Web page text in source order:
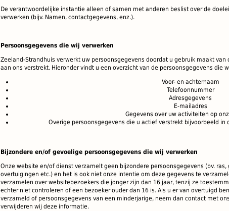
De verantwoordelijke instantie alleen of samen met anderen beslist over de
verwerken (bijv. Namen, contactgegevens, enz.).
Persoonsgegevens die wij verwerken
Zeeland-Strandhuis verwerkt uw persoonsgegevens doordat u gebruik maakt
aan ons verstrekt. Hieronder vindt u een overzicht van de persoonsgegevens die
Voor- en achternaam
Telefoonnummer
Adresgegevens
E-mailadres
Gegevens over uw activiteiten op
Overige persoonsgegevens die u actief verstrekt bijvoorbeeld
Bijzondere en/of gevoelige persoonsgegevens die wij verwerken
Onze website en/of dienst verzamelt geen bijzondere persoonsgegevens (bv.
overtuigingen etc.) en het is ook niet onze intentie om deze gegevens te
verzamelen over websitebezoekers die jonger zijn dan 16 jaar, tenzij ze
echter niet controleren of een bezoeker ouder dan 16 is. Als u er van overtuigd
verzameld of persoonsgegevens van een minderjarige, neem dan contact met
verwijderen wij deze informatie.